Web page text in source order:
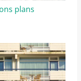
plans